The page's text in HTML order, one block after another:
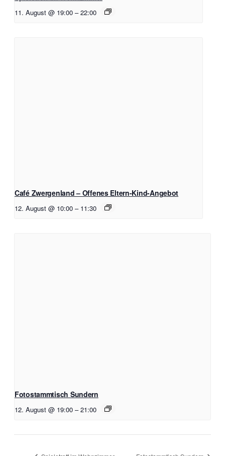
11. August @ 19:00 – 22:00
Café Zwergenland – Offenes Eltern-Kind-Angebot
12. August @ 10:00 – 11:30
Fotostammtisch Sundern
12. August @ 19:00 – 21:00